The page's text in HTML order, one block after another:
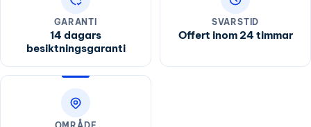
GARANTI
14 dagars
besiktningsgaranti
SVARSTID
Offert inom 24 timmar